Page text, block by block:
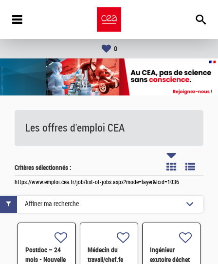
0
Les offres d'emploi CEA
Critères sélectionnés :
https://www.emploi.cea.fr/job/list-of-jobs.aspx?mode=layer&lcid=1036
Postdoc – 24
mois - Nouvelle
Médecin du
travail/chef.fe
Ingénieur
exutoire déchet
Affiner ma recherche